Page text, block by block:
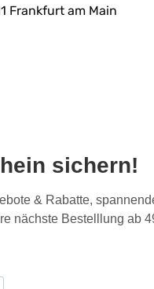
Frankfurt am Main
sichern!
& Rabatte,
nächste Bestelllung ab